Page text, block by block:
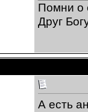
Помни о
Друг
А есть